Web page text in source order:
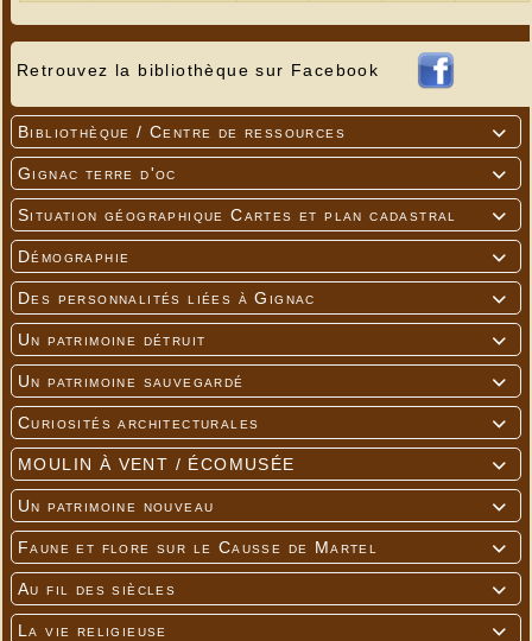
Retrouvez la bibliothèque sur Facebook

Bibliothèque / Centre de ressources

Gignac terre d'oc

Situation géographique Cartes et plan cadastral

Démographie

Des personnalités liées à Gignac

Un patrimoine détruit

Un patrimoine sauvegardé

Curiosités architecturales

MOULIN À VENT / ÉCOMUSÉE

Un patrimoine nouveau

Faune et flore sur le Causse de Martel

Au fil des siècles

La vie religieuse